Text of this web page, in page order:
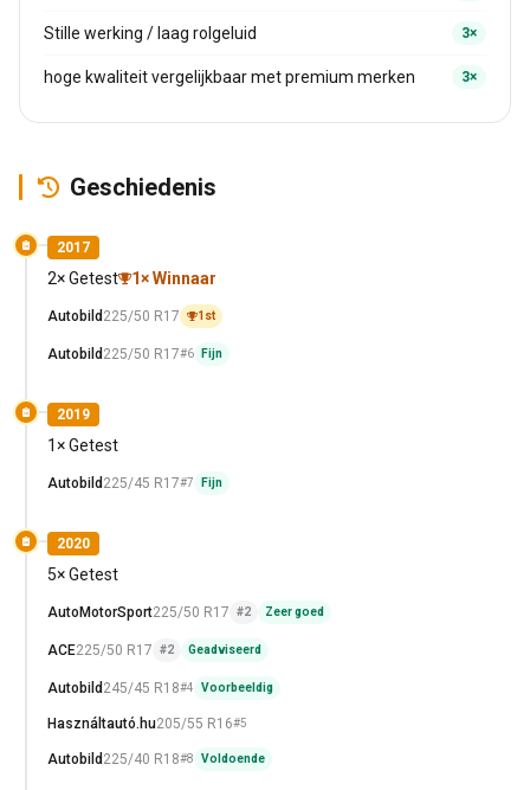
Stille werking / laag rolgeluid 3×
hoge kwaliteit vergelijkbaar met premium merken 3×
Geschiedenis
2017
2× Getest 1× Winnaar
Autobild 225/50 R17 1st
Autobild 225/50 R17#6 Fijn
2019
1× Getest
Autobild 225/45 R17#7 Fijn
2020
5× Getest
AutoMotorSport225/50 R17 #2 Zeer goed
ACE225/50 R17 #2 Geadviseerd
Autobild 245/45 R18#4 Voorbeeldig
Használtautó.hu205/55 R16#5
Autobild 225/40 R18#8 Voldoende